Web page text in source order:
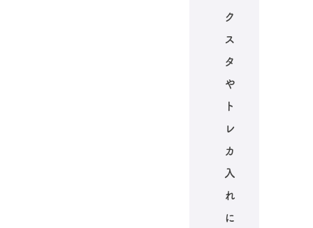
ク
ス
タ
や
ト
レ
カ
入
れ
に